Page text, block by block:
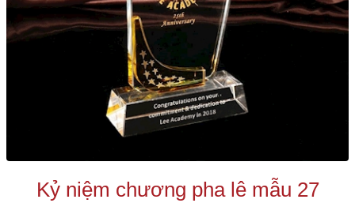
Kỷ niệm chương pha lê mẫu 27